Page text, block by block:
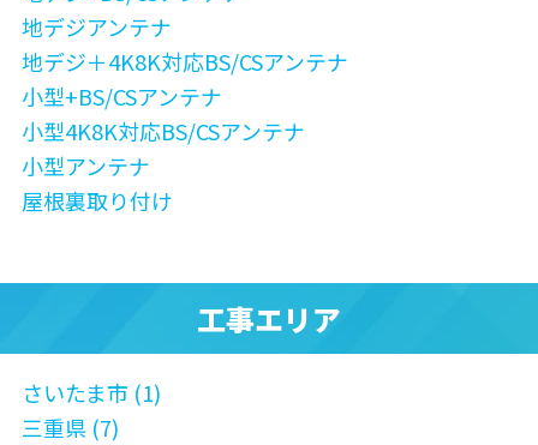
地デジアンテナ
地デジ＋4K8K対応BS/CSアンテナ
小型+BS/CSアンテナ
小型4K8K対応BS/CSアンテナ
小型アンテナ
屋根裏取り付け
工事エリア
さいたま市 (1)
三重県 (7)